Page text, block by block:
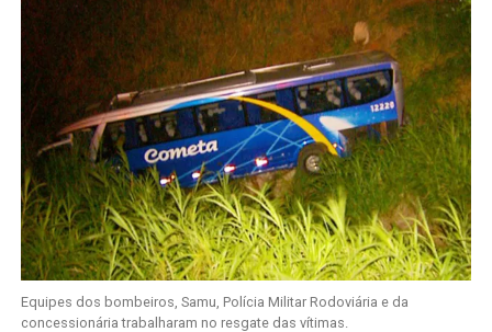
Equipes dos bombeiros, Samu, Polícia Militar Rodoviária e da
concessionária trabalharam no resgate das vítimas.